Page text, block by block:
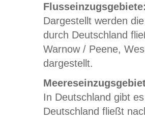
Dargestellt werden
durch Deutschland
Warnow / Peene,
dargestellt.
In Deutschland gibt
Deutschland fließt